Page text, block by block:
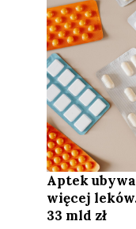
Aptek
więcej
33 mld zł